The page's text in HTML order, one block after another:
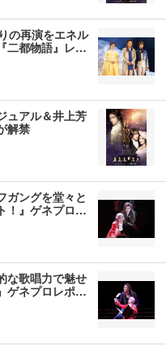
の再演をエネル
二都物語』レ…
ュアル＆井上芳
解禁
ガングを堂々と
！』ゲネプロ…
な歌唱力で魅せ
ゲネプロレポ…